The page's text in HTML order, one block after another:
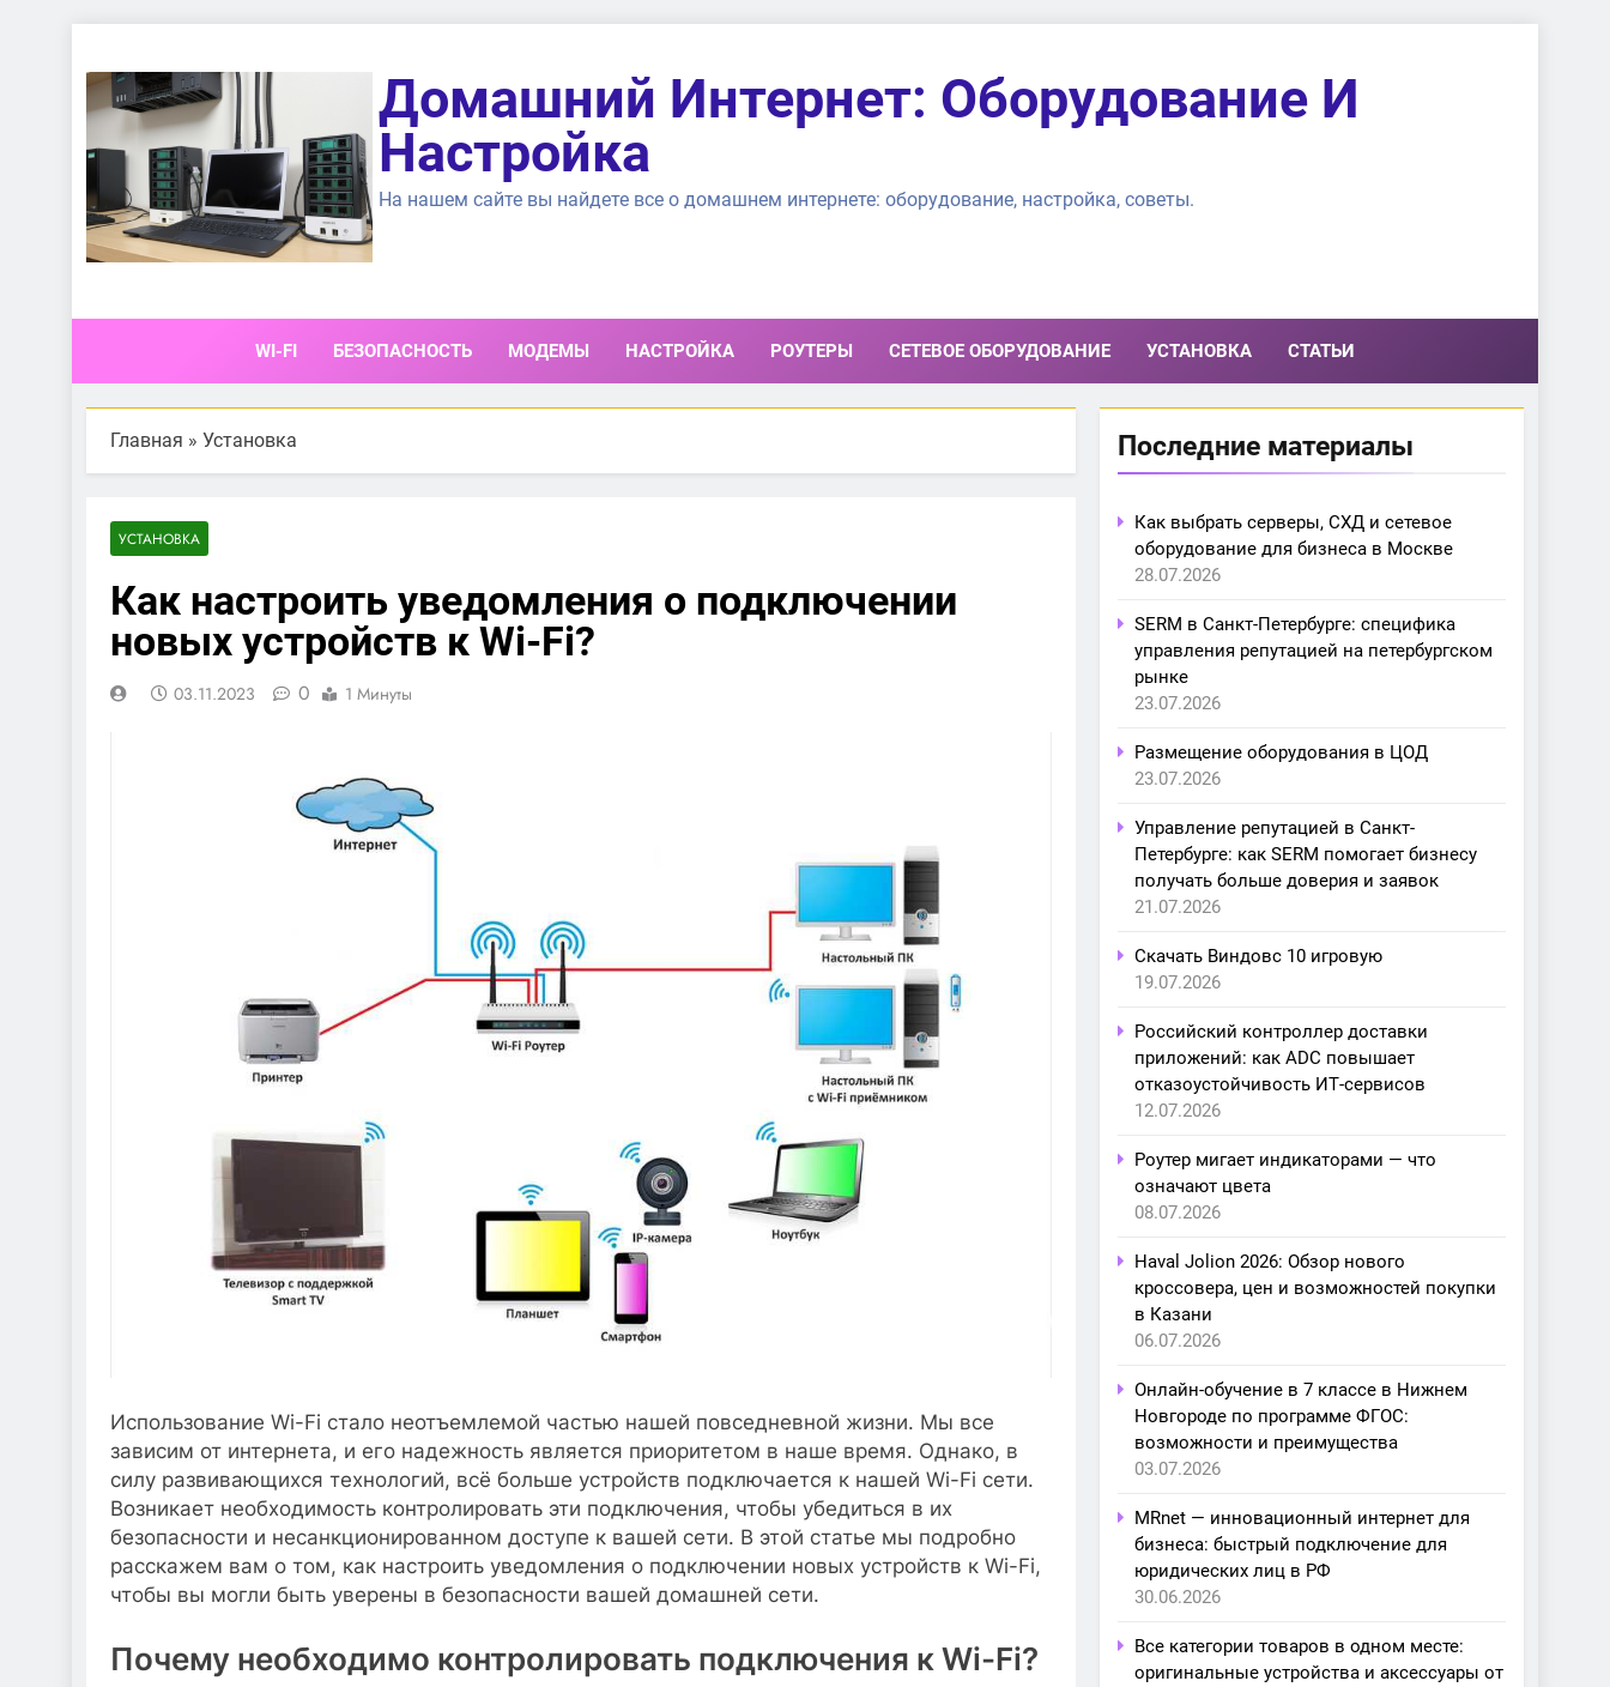
содержимому
Домашний Интернет: Оборудование И
Настройка
На нашем сайте вы найдете все о домашнем интернете: оборудование, настройка, советы.
WI-FI БЕЗОПАСНОСТЬ МОДЕМЫ НАСТРОЙКА РОУТЕРЫ СЕТЕВОЕ ОБОРУДОВАНИЕ УСТАНОВКА СТАТЬИ
Главная » Установка
УСТАНОВКА
Как настроить уведомления о подключении
новых устройств к Wi-Fi?
03.11.2023 0 1 Минуты
Использование Wi-Fi стало неотъемлемой частью нашей повседневной жизни. Мы все
зависим от интернета, и его надежность является приоритетом в наше время. Однако, в
силу развивающихся технологий, всё больше устройств подключается к нашей Wi-Fi сети.
Возникает необходимость контролировать эти подключения, чтобы убедиться в их
безопасности и несанкционированном доступе к вашей сети. В этой статье мы подробно
расскажем вам о том, как настроить уведомления о подключении новых устройств к Wi-Fi,
чтобы вы могли быть уверены в безопасности вашей домашней сети.
Почему необходимо контролировать подключения к Wi-Fi?
Последние материалы
Как выбрать серверы, СХД и сетевое
оборудование для бизнеса в Москве
28.07.2026
SERM в Санкт-Петербурге: специфика
управления репутацией на петербургском
рынке
23.07.2026
Размещение оборудования в ЦОД
23.07.2026
Управление репутацией в Санкт-
Петербурге: как SERM помогает бизнесу
получать больше доверия и заявок
21.07.2026
Скачать Виндовс 10 игровую
19.07.2026
Российский контроллер доставки
приложений: как ADC повышает
отказоустойчивость ИТ-сервисов
12.07.2026
Роутер мигает индикаторами — что
означают цвета
08.07.2026
Haval Jolion 2026: Обзор нового
кроссовера, цен и возможностей покупки
в Казани
06.07.2026
Онлайн-обучение в 7 классе в Нижнем
Новгороде по программе ФГОС:
возможности и преимущества
03.07.2026
MRnet — инновационный интернет для
бизнеса: быстрый подключение для
юридических лиц в РФ
30.06.2026
Все категории товаров в одном месте:
оригинальные устройства и аксессуары от